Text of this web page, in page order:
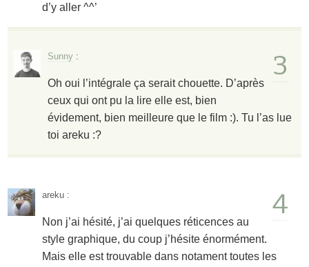
d’y aller ^^’
3
Sunny :
Oh oui l’intégrale ça serait chouette. D’après
ceux qui ont pu la lire elle est, bien
évidement, bien meilleure que le film :). Tu l’as lue
toi areku :?
4
areku :
Non j’ai hésité, j’ai quelques réticences au
style graphique, du coup j’hésite énormément.
Mais elle est trouvable dans notament toutes les